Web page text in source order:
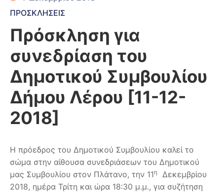
ΠΡΟΣΚΛΗΣΕΙΣ
Πρόσκληση για
συνεδρίαση του
Δημοτικού Συμβουλίου
Δήμου Λέρου [11-12-
2018]
Η πρόεδρος του Δημοτικού Συμβουλίου καλεί το
σώμα στην αίθουσα συνεδριάσεων του Δημοτικού
μας Συμβουλίου στον Πλάτανο, την 11η
Δεκεμβρίου
2018, ημέρα Τρίτη και ώρα 18:30 μ.μ., για συζήτηση